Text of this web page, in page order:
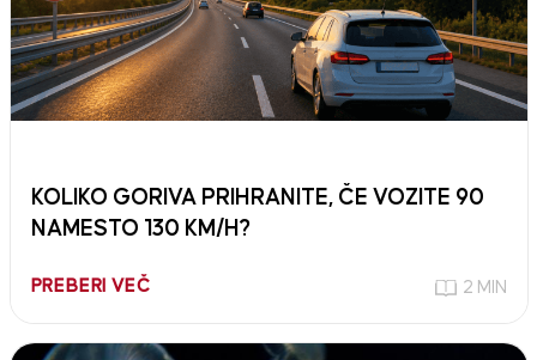
KOLIKO GORIVA PRIHRANITE, ČE VOZITE 90
NAMESTO 130 KM/H?
PREBERI VEČ 2 MIN